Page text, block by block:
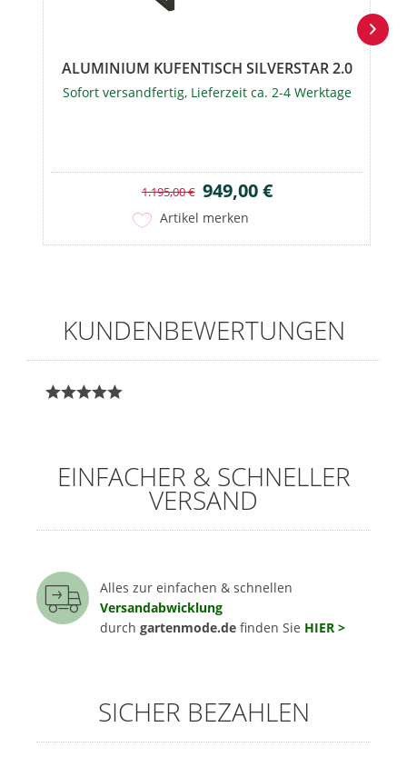
ALUMINIUM KUFENTISCH SILVERSTAR 2.0
Sofort versandfertig, Lieferzeit ca. 2-4 Werktage
Artikel merken
1.195,00 € 949,00 €
KUNDENBEWERTUNGEN
EINFACHER & SCHNELLER
VERSAND
Alles zur einfachen & schnellen
Versandabwicklung
durch gartenmode.de finden Sie HIER >
SICHER BEZAHLEN